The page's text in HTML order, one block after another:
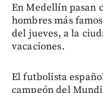
En Medellín pasan
hombres más
del jueves, a la
vacaciones.
El futbolista
campeón del